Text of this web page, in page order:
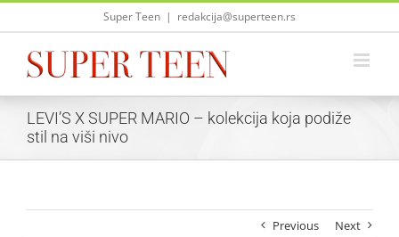
Skip
Super Teen | redakcija@superteen.rs
LEVI’S X SUPER MARIO – kolekcija koja podiže
stil na viši nivo
Previous Next